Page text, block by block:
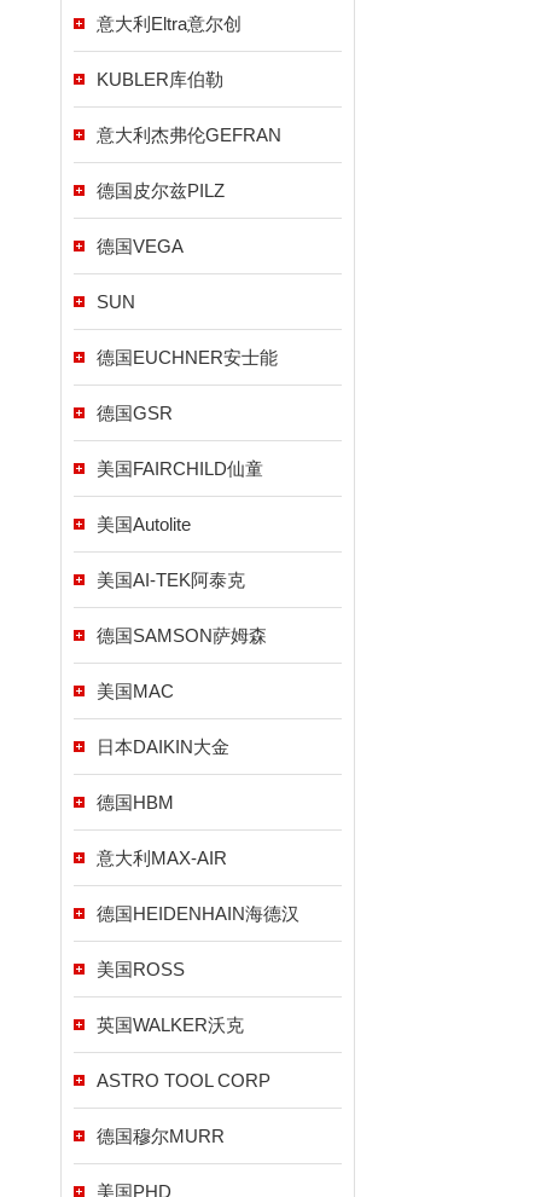
意大利Eltra意尔创
KUBLER库伯勒
意大利杰弗伦GEFRAN
德国皮尔兹PILZ
德国VEGA
SUN
德国EUCHNER安士能
德国GSR
美国FAIRCHILD仙童
美国Autolite
美国AI-TEK阿泰克
德国SAMSON萨姆森
美国MAC
日本DAIKIN大金
德国HBM
意大利MAX-AIR
德国HEIDENHAIN海德汉
美国ROSS
英国WALKER沃克
ASTRO TOOL CORP
德国穆尔MURR
美国PHD